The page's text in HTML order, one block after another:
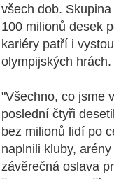
všech dob.
100 milionů desek
kariéry patří i
olympijských hrách.
"Všechno, co jsme
poslední čtyři
bez milionů lidí po
naplnili kluby,
závěrečná oslava